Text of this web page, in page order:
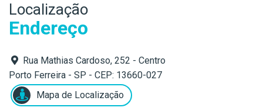
Localização
Endereço
Rua Mathias Cardoso, 252 - Centro
Porto Ferreira - SP - CEP: 13660-027
Mapa de Localização